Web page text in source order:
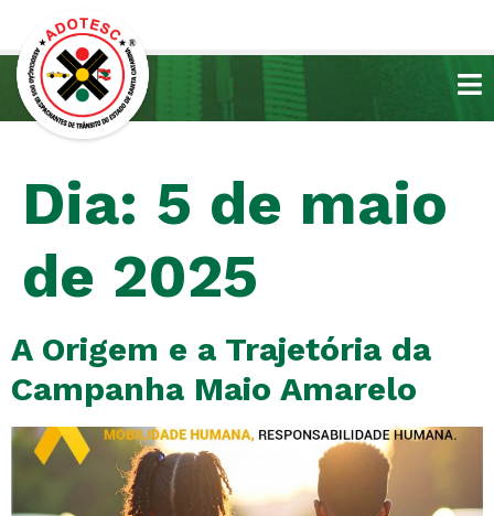
Dia: 5 de maio
de 2025
A Origem e a Trajetória da
Campanha Maio Amarelo